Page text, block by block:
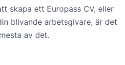
skapa ett Europass CV, eller
blivande arbetsgivare, är det
av det.